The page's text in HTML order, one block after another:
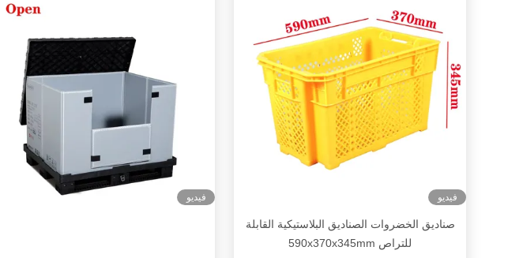
فيديو
صناديق الخضروات الصناديق البلاستيكية القابلة
للتراص 590x370x345mm
فيديو